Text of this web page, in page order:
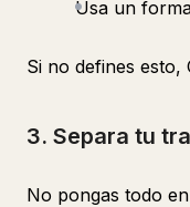
Usa un
Si no defines esto,
3. Separa tu
No pongas todo